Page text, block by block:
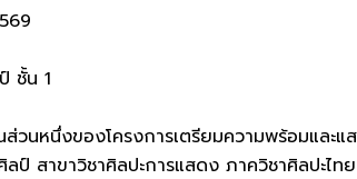
ชั้น 1
วนหนึ่งของโครงการเตรียมความพร้อมแล
ลป์ สาขาวิชาศิลปะการแสดง ภาควิชาศิลปะไ